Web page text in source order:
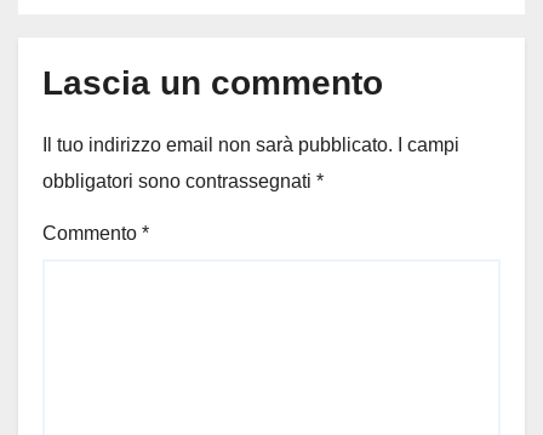
Lascia un commento
Il tuo indirizzo email non sarà pubblicato.
I campi
obbligatori sono contrassegnati *
Commento *